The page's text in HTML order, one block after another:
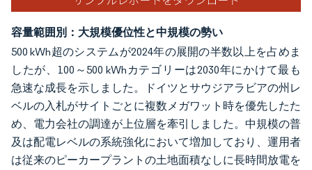
容量範囲別：大規模優位性と中規模の勢い
500 kWh超のシステムが2024年の展開の半数以上を占めま
したが、100～500 kWhカテゴリーは2030年にかけて最も
急速な成長を示しました。ドイツとサウジアラビアの州レ
ベルの入札がサイトごとに複数メガワット時を優先したた
め、電力会社の調達が上位層を牽引しました。中規模の普
及は配電レベルの系統強化において増加しており、運用者
は従来のピーカープラントの土地面積なしに長時間放電を